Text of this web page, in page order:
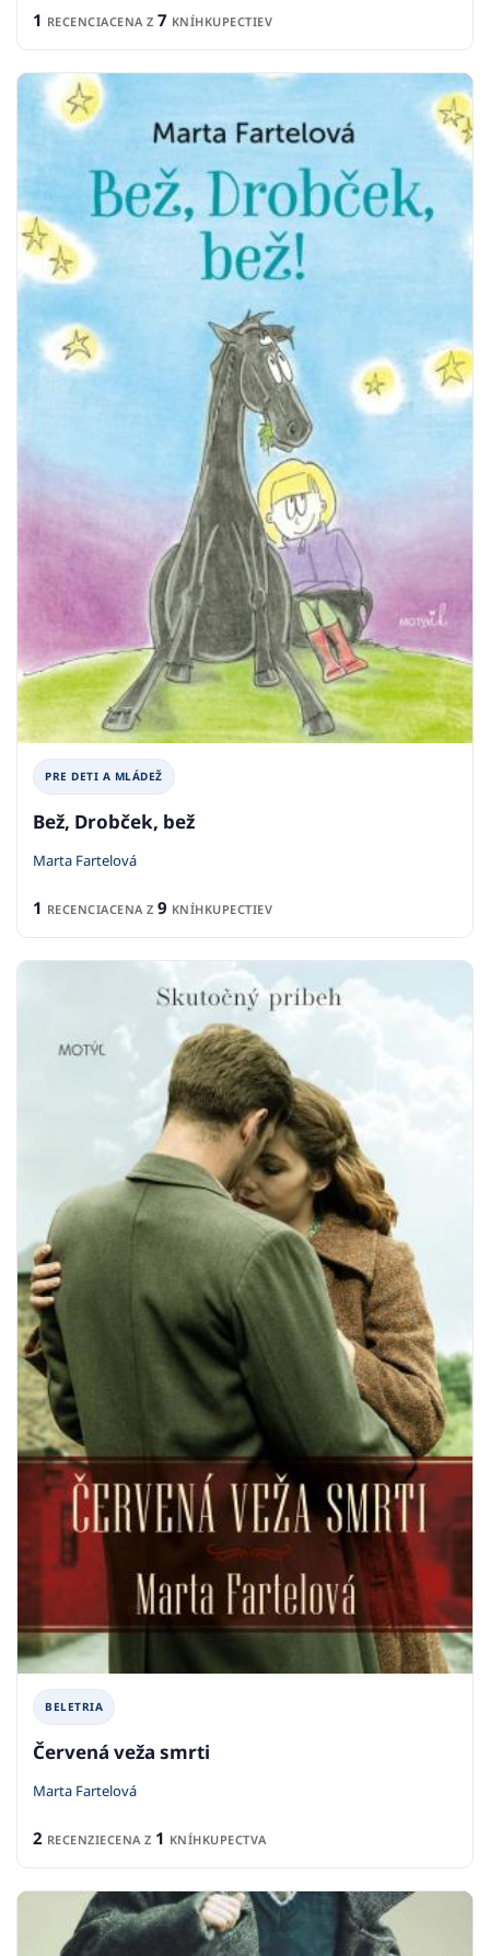
1 RECENCIACENA Z 7 KNÍHKUPECTIEV
PRE DETI A MLÁDEŽ
Bež, Drobček, bež
Marta Fartelová
1 RECENCIACENA Z 9 KNÍHKUPECTIEV
BELETRIA
Červená veža smrti
Marta Fartelová
2 RECENZIECENA Z 1 KNÍHKUPECTVA